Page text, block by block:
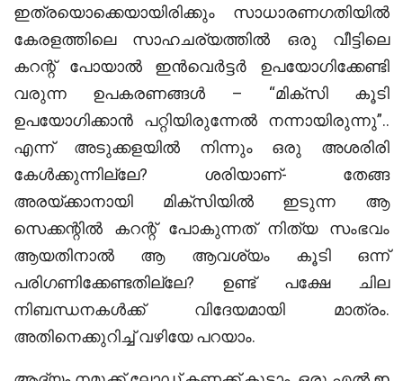
ഇത്രയൊക്കെയായിരിക്കും സാധാരണഗതിയിൽ
കേരളത്തിലെ സാഹചര്യത്തിൽ ഒരു വീട്ടിലെ
കറന്റ് പോയാൽ ഇൻവെർട്ടർ ഉപയോഗിക്കേണ്ടി
വരുന്ന ഉപകരണങ്ങൾ – “മിക്സി കൂടി
ഉപയോഗിക്കാൻ പറ്റിയിരുന്നേൽ നന്നായിരുന്നു”..
എന്ന് അടുക്കളയിൽ നിന്നും ഒരു അശരിരി
കേൾക്കുന്നില്ലേ? ശരിയാണ്- തേങ്ങ
അരയ്ക്കാനായി മിക്സിയിൽ ഇടുന്ന ആ
സെക്കന്റിൽ കറന്റ് പോകുന്നത് നിത്യ സംഭവം
ആയതിനാൽ ആ ആവശ്യം കൂടി ഒന്ന്
പരിഗണിക്കേണ്ടതില്ലേ? ഉണ്ട് പക്ഷേ ചില
നിബന്ധനകൾക്ക് വിദേയമായി മാത്രം.
അതിനെക്കുറിച്ച് വഴിയേ പറയാം.